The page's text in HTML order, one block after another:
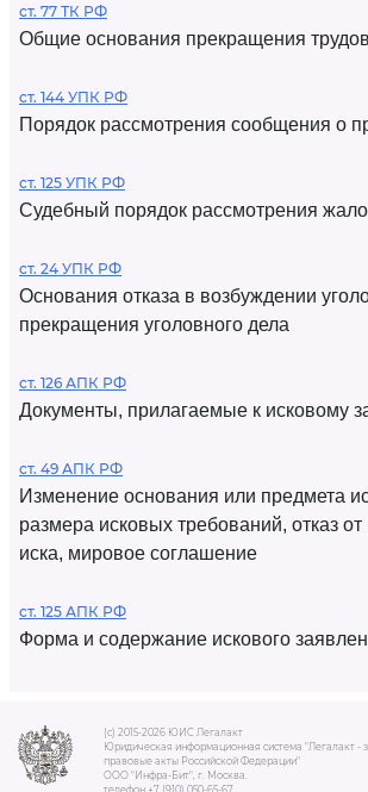
ст. 77 ТК РФ
Общие основания прекращения
ст. 144 УПК РФ
Порядок рассмотрения сообщения о
ст. 125 УПК РФ
Судебный порядок рассмотрения
ст. 24 УПК РФ
Основания отказа в возбуждении
прекращения уголовного дела
ст. 126 АПК РФ
Документы, прилагаемые к исковому
ст. 49 АПК РФ
Изменение основания или предмета
размера исковых требований, отказ
иска, мировое соглашение
ст. 125 АПК РФ
Форма и содержание искового
(c) 2015-2026 ЮИС Легалакт
Юридическая информационная система "Легалакт -
правовые акты Российской Федерации"
ООО "Инфра-Бит", г. Москва.
телефон +7 (910) 050-65-67